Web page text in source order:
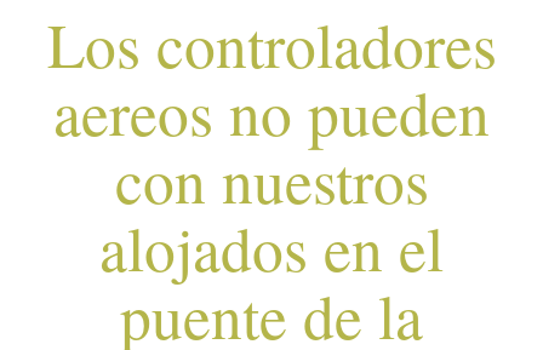
Los controladores
aereos no pueden
con nuestros
alojados en el
puente de la